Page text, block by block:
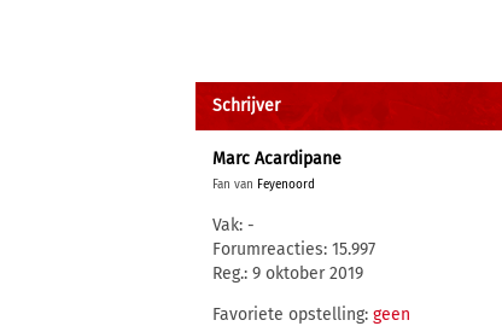
Schrijver
Marc Acardipane
Fan van Feyenoord
Vak: -
Forumreacties: 15.997
Reg.: 9 oktober 2019
Favoriete opstelling: geen